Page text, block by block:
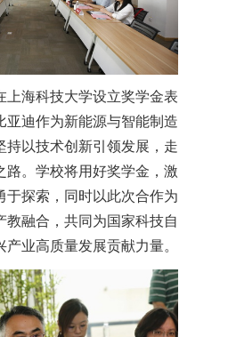
上海科技大学设立奖学金表
亚迪作为新能源与智能制造
持以技术创新引领发展，走
路。学校将用好奖学金，激
于探索，同时以此次合作为
教融合，共同为国家科技自
业高质量发展贡献力量。